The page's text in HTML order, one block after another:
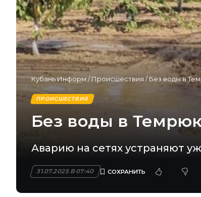
Кубань Информ /Происшествия /Без воды в
ПРОИСШЕСТВИЯ
Без воды в
Аварию на сетях устраняют
31.07.2025 В 07:40